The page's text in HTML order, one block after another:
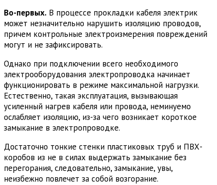
Во-первых. В процессе прокладки кабеля электрик
может незначительно нарушить изоляцию проводов,
причем контрольные электроизмерения повреждений
могут и не зафиксировать.
Однако при подключении всего необходимого
электрооборудования электропроводка начинает
функционировать в режиме максимальной нагрузки.
Естественно, такая эксплуатация, вызывающая
усиленный нагрев кабеля или провода, неминуемо
ослабляет изоляцию, из-за чего возникает короткое
замыкание в электропроводке.
Достаточно тонкие стенки пластиковых труб и ПВХ-
коробов из не в силах выдержать замыкание без
перегорания, следовательно, замыкание, увы,
неизбежно повлечет за собой возгорание.